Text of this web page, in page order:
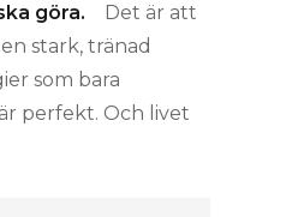
göra.
Det är att
stark, tränad
som bara
perfekt. Och livet